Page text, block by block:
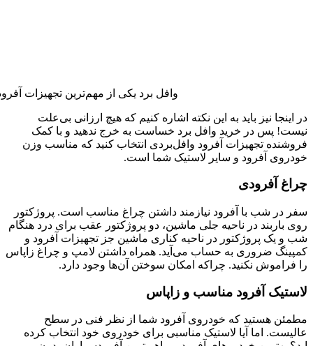
وافل برد یکی از مهم‌ترین تجهیزات
در اینجا نیز باید به این نکته اشاره کنیم که هیچ ارزانی بی‌علت
نیست! پس در خرید وافل برد خساست به خرج ندهید و با کمک
فروشنده تجهیزات آفرود وافل‌بردی انتخاب کنید که مناسب وزن
خودروی آفرود و سایر لاستیک شما است.
چراغ آفرودی
سفر در شب با آفرود نیازمند داشتن چراغ مناسب است. پروژکتور
روی باربند در ناحیه جلی ماشین، دو پروژکتور عقب برای درد هنگام
شب و یک پروژکتور در ناحیه کناری ماشین جز تجهیزات آفرود و
کمپینگ ضروری به حساب می‌آید. همراه داشتن لامپ و چراغ زاپاس
را فراموش نکنید. چراکه امکان سوختن آن‌ها وجود دارد.
لاستیک آفرود مناسب و زاپاس
مطمئن هستید که خودروی آفرود شما از نظر فنی در سطح
عالیست. اما آیا لاستیک مناسبی برای خودروی خود انتخاب کرده